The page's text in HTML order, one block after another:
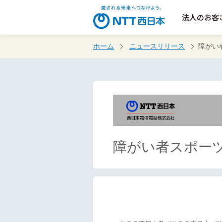
法人のお客
ホーム ニュースリリース 障がい
障がい者スポー